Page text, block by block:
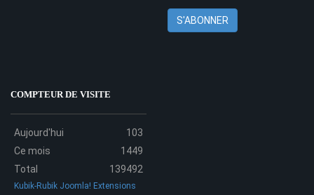
COMPTEUR DE VISITE
Aujourd'hui
103
Ce mois
1449
Total
139492
Kubik-Rubik Joomla! Extensions